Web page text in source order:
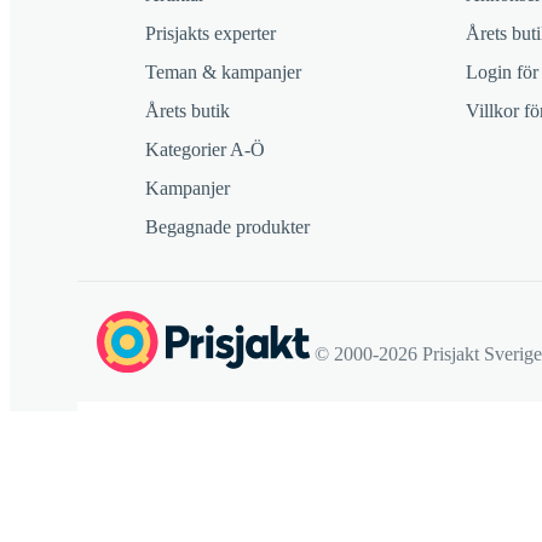
Prisjakts experter
Teman & kampanjer
Årets butik
Kategorier A-Ö
Kampanjer
Begagnade produkter
Årets
Login för
Villkor
© 2000-2026 Prisjakt